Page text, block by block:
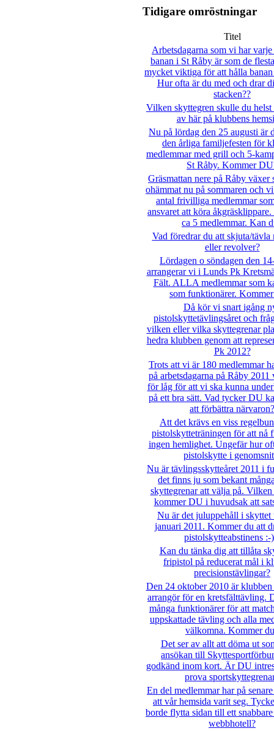
Tidigare omröstningar
Titel
Arbetsdagarna som vi har varje
banan i St Råby är som de
mycket viktiga för att hålla
Hur ofta är du med och drar
stacken??
Vilken skyttegren skulle du helst
av här på klubbens
Nu på lördag den 25 augusti är
den årliga familjefesten för
medlemmar med grill och 5-
St Råby. Kommer
Gräsmattan nere på Råby växer
ohämmat nu på sommaren och
antal frivilliga medlemmar
ansvaret att köra
ca 5 medlemmar. Kan
Vad föredrar du att skjuta/tävla
eller revolver?
Lördagen o söndagen den
arrangerar vi i Lunds Pk
Fält. ALLA medlemmar som
som funktionärer.
Då kör vi snart igång
pistolskyttetävlingsåret och
vilken eller vilka skyttegrenar
hedra klubben genom att
Pk 2012?
Trots att vi är 180 medlemmar
på arbetsdagarna på Råby 2011
för låg för att vi ska kunna
på ett bra sätt. Vad tycker DU
att förbättra närvaron?
Att det krävs en viss
pistolskytteträningen för att nå
ingen hemlighet. Ungefär hur
pistolskytte i
Nu är tävlingsskytteåret 2011 i
det finns ju som bekant
skyttegrenar att välja på. Vilken
kommer DU i huvudsak att
Nu är det juluppehåll i skyttet
januari 2011. Kommer du att
pistolskytteabstinens :-
Kan du tänka dig att tillåta
fripistol på reducerat mål i
precisionstävlingar?
Den 24 oktober 2010 är
arrangör för en kretsfälttävling.
många funktionärer för att
uppskattade tävling och alla
välkomna. Kommer
Det ser av allt att döma ut
ansökan till
godkänd inom kort. Är DU
prova
En del medlemmar har på
att vår hemsida varit seg.
borde flytta sidan till ett
webbhotell?